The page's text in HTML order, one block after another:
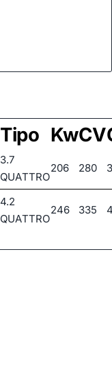
Tipo KwCV
3.7
QUATTRO
206 280
4.2
QUATTRO
246 335